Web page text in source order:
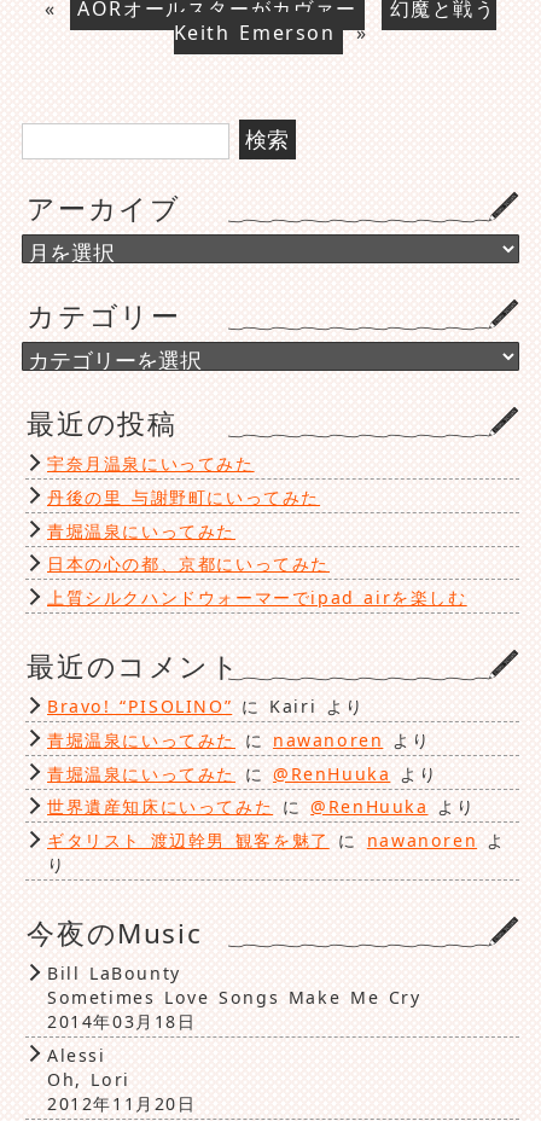
« AORオールスターがカヴァー
幻魔と戦う
Keith Emerson »
検
索:
アーカイブ
ア
ー
イ
ブ
カテゴリー
カ
テ
リ
ー
最近の投稿
宇奈月温泉にいってみた
丹後の里 与謝野町にいってみた
青堀温泉にいってみた
日本の心の都、京都にいってみた
上質シルクハンドウォーマーでipad airを楽しむ
最近のコメント
Bravo! “PISOLINO” に Kairi より
青堀温泉にいってみた
に nawanoren
より
青堀温泉にいってみた
に @RenHuuka
より
世界遺産知床にいってみた に@RenHuuka より
ギタリスト 渡辺幹男 観客を魅了
に nawanoren よ
り
今夜のMusic
Bill LaBounty
Sometimes Love Songs Make Me Cry
2014年03月18日
Alessi
Oh, Lori
2012年11月20日